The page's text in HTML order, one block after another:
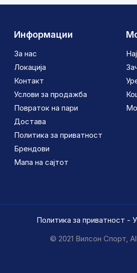
Информации
За нас
Локација
Контакт
Услови за продажба
Повраток на пари
Достава
Политика за приватност
Брендови
Мапа на сајтот
Политика за приватност -
© 2021 Вилсон Спорт,